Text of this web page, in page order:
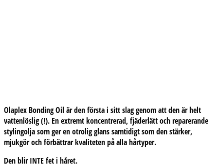
Olaplex Bonding Oil är den första i sitt slag genom att den är helt
vattenlöslig (!). En extremt koncentrerad, fjäderlätt och reparerande
stylingolja som ger en otrolig glans samtidigt som den stärker,
mjukgör och förbättrar kvaliteten på alla hårtyper.
Den blir INTE fet i håret.